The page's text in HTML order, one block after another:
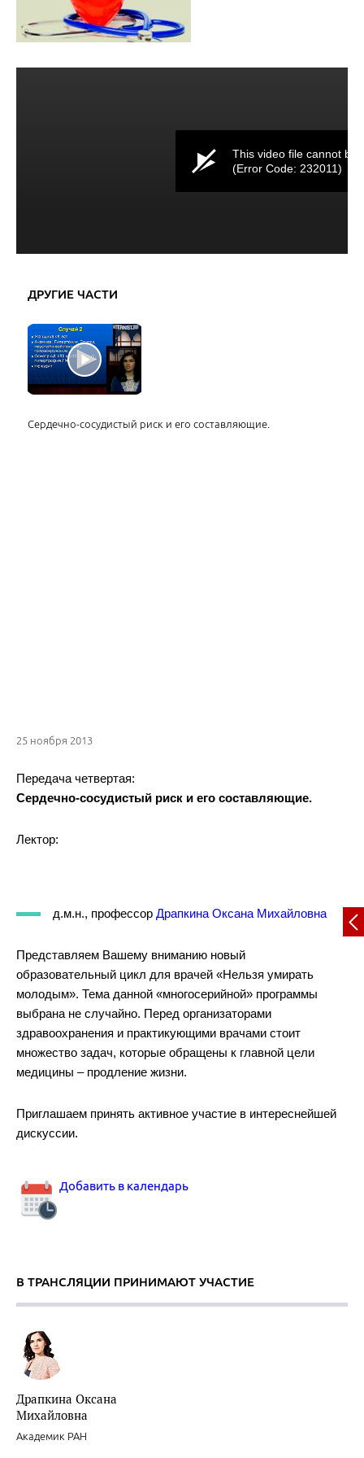
This video file cannot be
(Error Code: 232011)
ДРУГИЕ ЧАСТИ
Сердечно-сосудистый риск и его составляющие.
25 ноября 2013
Передача четвертая:
Сердечно-сосудистый риск и его составляющие.
Лектор:
д.м.н., профессор Драпкина Оксана Михайловна
Представляем Вашему вниманию новый
образовательный цикл для врачей «Нельзя умирать
молодым». Тема данной «многосерийной» программы
выбрана не случайно. Перед организаторами
здравоохранения и практикующими врачами стоит
множество задач, которые обращены к главной цели
медицины – продление жизни.
Приглашаем принять активное участие в интереснейшей
дискуссии.
Добавить в календарь
В ТРАНСЛЯЦИИ ПРИНИМАЮТ УЧАСТИЕ
Драпкина Оксана
Михайловна
Академик РАН